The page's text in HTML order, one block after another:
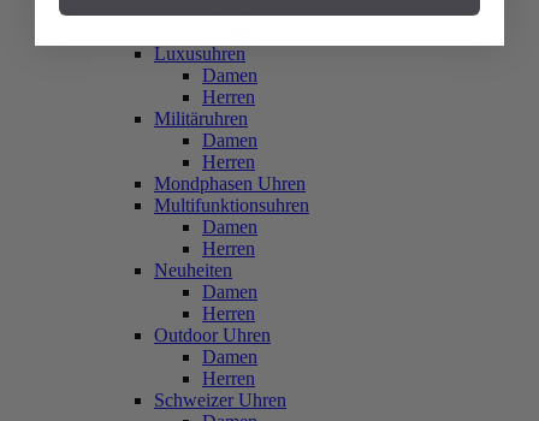
Luxusuhren
Damen
Herren
Militäruhren
Damen
Herren
Mondphasen Uhren
Multifunktionsuhren
Damen
Herren
Neuheiten
Damen
Herren
Outdoor Uhren
Damen
Herren
Schweizer Uhren